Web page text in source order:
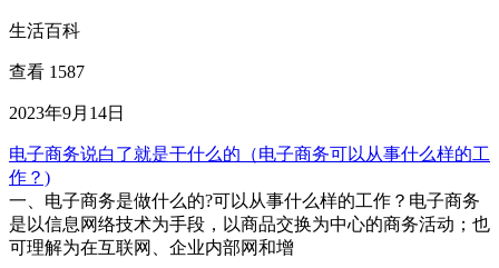
生活百科
查看 1587
2023年9月14日
电子商务说白了就是干什么的（电子商务可以从事什么样的工
作？)
一、电子商务是做什么的?可以从事什么样的工作？电子商务
是以信息网络技术为手段，以商品交换为中心的商务活动；也
可理解为在互联网、企业内部网和增